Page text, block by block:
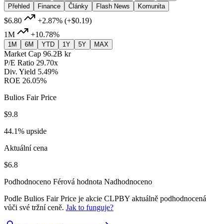
Přehled
Finance Články Flash News Komunita
$6.80 +2.87% (+$0.19)
1M
+10.78%
1M 6M YTD 1Y 5Y MAX
Market Cap 96.2B kr
P/E Ratio 29.70x
Div. Yield 5.49%
ROE 26.05%
Bulios Fair Price
$9.8
44.1% upside
Aktuální cena
$6.8
Podhodnoceno Férová hodnota Nadhodnoceno
Podle Bulios Fair Price je akcie CLPBY aktuálně podhodnocená
vůči své tržní ceně. Jak to funguje?